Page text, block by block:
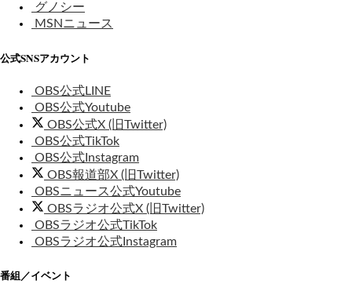
グノシー
MSNニュース
公式SNSアカウント
OBS公式LINE
OBS公式Youtube
OBS公式X (旧Twitter)
OBS公式TikTok
OBS公式Instagram
OBS報道部X (旧Twitter)
OBSニュース公式Youtube
OBSラジオ公式X (旧Twitter)
OBSラジオ公式TikTok
OBSラジオ公式Instagram
番組／イベント